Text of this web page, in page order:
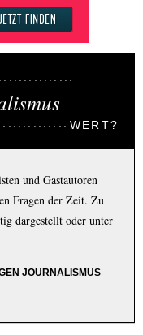
WERT?
und Gastautoren
Fragen der Zeit. Zu
dargestellt oder unter
JOURNALISMUS